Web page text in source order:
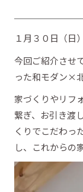
１月３０日（日
今回ご紹介させ
った和モダン×
家づくりやリフ
繋ぎ、お引き渡
くりでこだわっ
し、これからの